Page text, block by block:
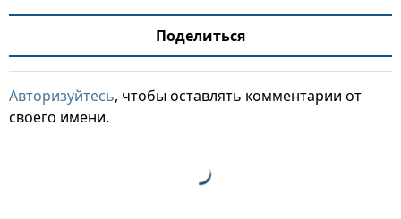
Поделиться
Авторизуйтесь, чтобы оставлять комментарии от
своего имени.